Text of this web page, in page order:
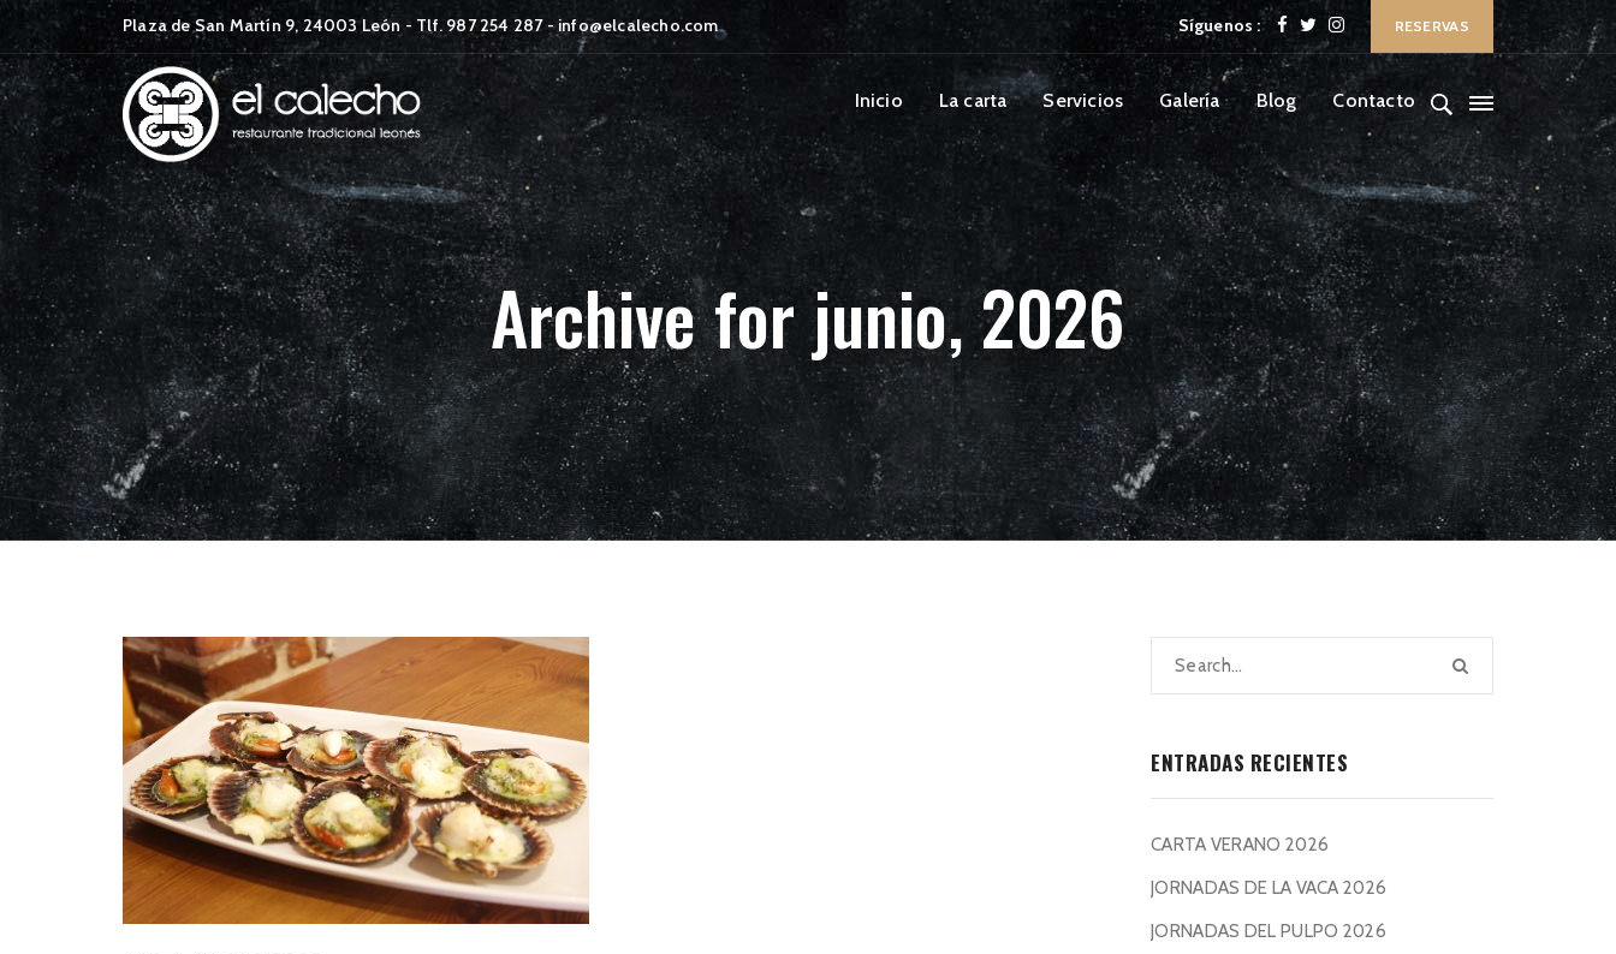
Plaza de San Martín 9, 24003 León - Tlf. 987 254 287 - info@elcalecho.com Síguenos : RESERVAS
Inicio La carta Servicios Galería Blog Contacto
Archive for junio, 2026
ENTRADAS RECIENTES
CARTA VERANO 2026
JORNADAS DE LA VACA 2026
JORNADAS DEL PULPO 2026